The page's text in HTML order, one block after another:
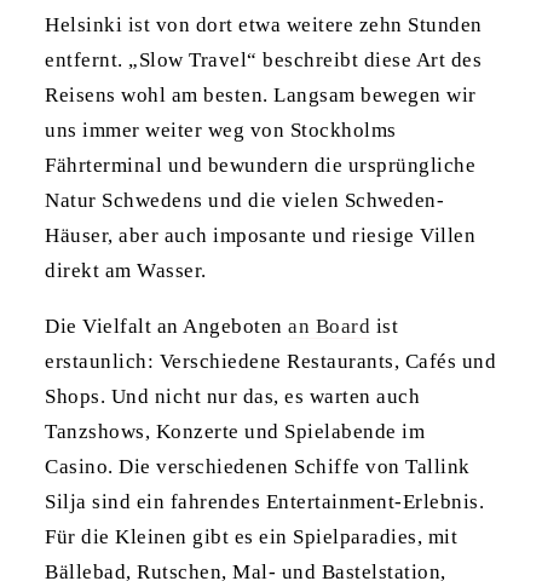
Helsinki ist von dort etwa weitere zehn Stunden
entfernt. „Slow Travel“ beschreibt diese Art des
Reisens wohl am besten. Langsam bewegen wir
uns immer weiter weg von Stockholms
Fährterminal und bewundern die ursprüngliche
Natur Schwedens und die vielen Schweden-
Häuser, aber auch imposante und riesige Villen
direkt am Wasser.
Die Vielfalt an Angebotenan Board ist
erstaunlich: Verschiedene Restaurants, Cafés und
Shops. Und nicht nur das, es warten auch
Tanzshows, Konzerte und Spielabende im
Casino. Die verschiedenen Schiffe von Tallink
Silja sind ein fahrendes Entertainment-Erlebnis.
Für die Kleinen gibt es ein Spielparadies, mit
Bällebad, Rutschen, Mal- und Bastelstation,